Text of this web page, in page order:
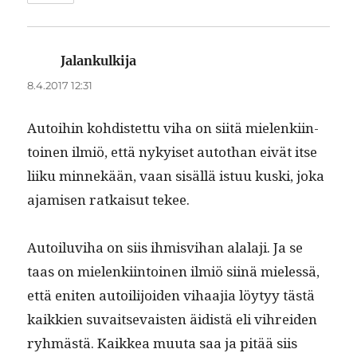
Jalankulkija
8.4.2017 12:31
Autoi­hin kohdis­tet­tu viha on siitä mie­lenki­in­
toinen ilmiö, että nykyiset autothan eivät itse
liiku min­nekään, vaan sisäl­lä istuu kus­ki, joka
ajamisen ratkaisut tekee.
Autoilu­vi­ha on siis ihmisvi­han alala­ji. Ja se
taas on mie­lenki­in­toinen ilmiö siinä mielessä,
että eniten autoil­i­joiden vihaa­jia löy­tyy tästä
kaikkien suvait­se­vais­ten äidis­tä eli vihrei­den
ryh­mästä. Kaikkea muu­ta saa ja pitää siis